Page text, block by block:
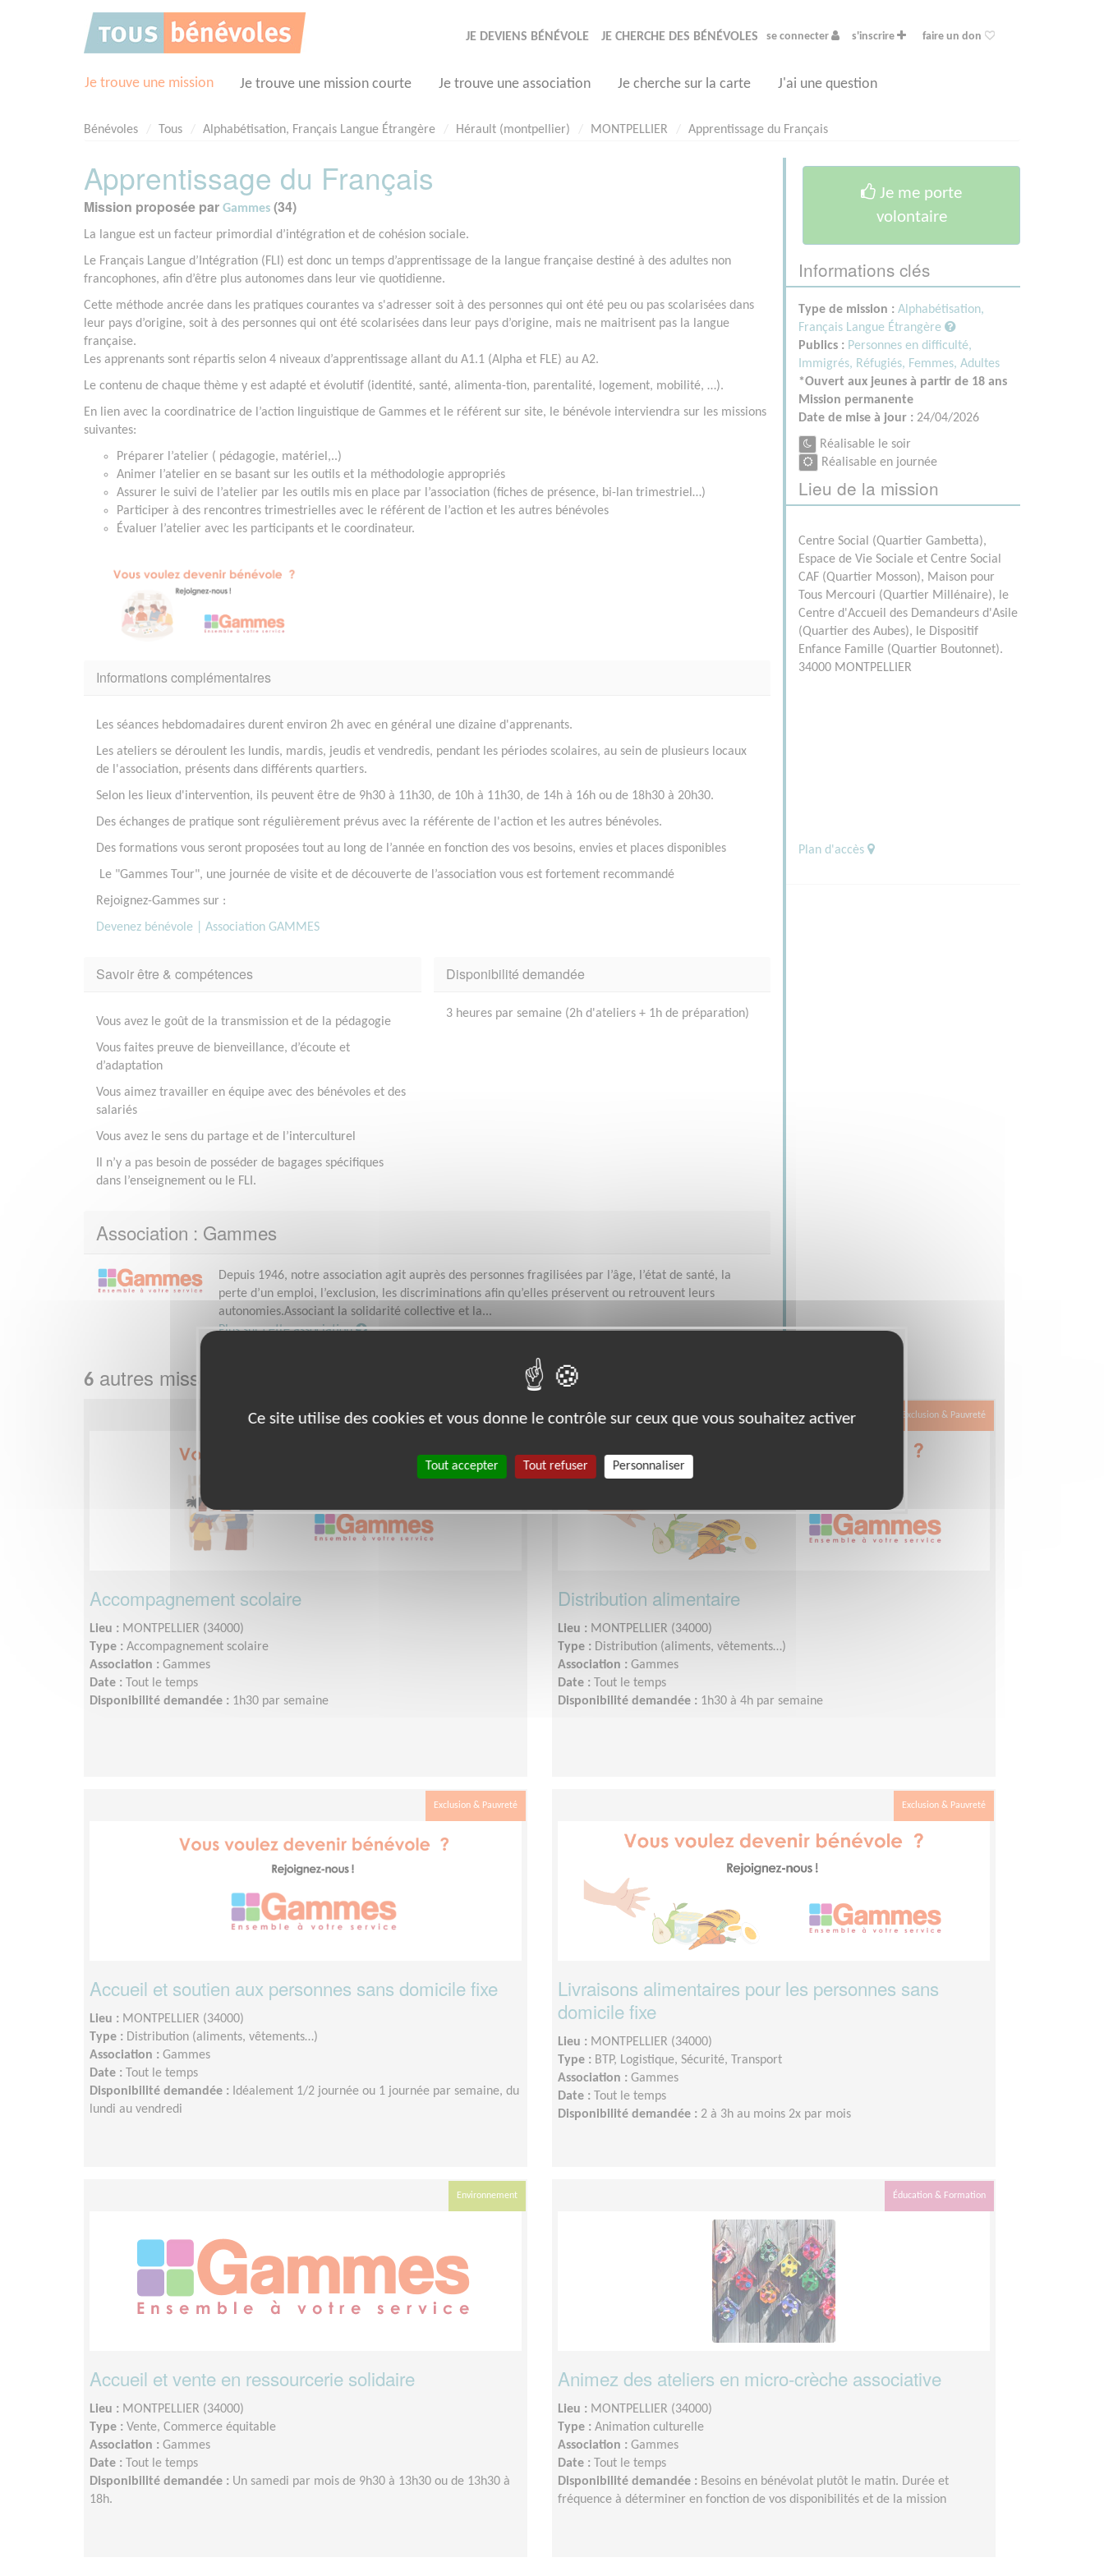
JE DEVIENS BÉNÉVOLE JE CHERCHE DES BÉNÉVOLES se connecter s'inscrire faire un don
Je trouve une mission Je trouve une mission courte Je trouve une association Je cherche sur la carte J'ai une question
Bénévoles Tous Alphabétisation, Français Langue Étrangère Hérault (montpellier) MONTPELLIER Apprentissage du Français
Apprentissage du Français
Mission proposée par Gammes (34)
La langue est un facteur primordial d’intégration et de cohésion sociale.
Le Français Langue d’Intégration (FLI) est donc un temps d’apprentissage de la langue française destiné à des adultes non
francophones, afin d’être plus autonomes dans leur vie quotidienne.
Cette méthode ancrée dans les pratiques courantes va s'adresser soit à des personnes qui ont été peu ou pas scolarisées dans
leur pays d’origine, soit à des personnes qui ont été scolarisées dans leur pays d’origine, mais ne maitrisent pas la langue
française.
Les apprenants sont répartis selon 4 niveaux d’apprentissage allant du A1.1 (Alpha et FLE) au A2.
Le contenu de chaque thème y est adapté et évolutif (identité, santé, alimenta-tion, parentalité, logement, mobilité, …).
En lien avec la coordinatrice de l’action linguistique de Gammes et le référent sur site, le bénévole interviendra sur les missions
suivantes:
Préparer l’atelier ( pédagogie, matériel,..)
Animer l’atelier en se basant sur les outils et la méthodologie appropriés
Assurer le suivi de l’atelier par les outils mis en place par l’association (fiches de présence, bi-lan trimestriel…)
Participer à des rencontres trimestrielles avec le référent de l’action et les autres bénévoles
Évaluer l’atelier avec les participants et le coordinateur.
Informations complémentaires
Les séances hebdomadaires durent environ 2h avec en général une dizaine d'apprenants.
Les ateliers se déroulent les lundis, mardis, jeudis et vendredis, pendant les périodes scolaires, au sein de plusieurs locaux
de l'association, présents dans différents quartiers.
Selon les lieux d'intervention, ils peuvent être de 9h30 à 11h30, de 10h à 11h30, de 14h à 16h ou de 18h30 à 20h30.
Des échanges de pratique sont régulièrement prévus avec la référente de l'action et les autres bénévoles.
Des formations vous seront proposées tout au long de l’année en fonction des vos besoins, envies et places disponibles
Le "Gammes Tour", une journée de visite et de découverte de l’association vous est fortement recommandé
Rejoignez-Gammes sur :
Devenez bénévole | Association GAMMES
Savoir être & compétences
Vous avez le goût de la transmission et de la pédagogie
Vous faites preuve de bienveillance, d’écoute et
d’adaptation
Vous aimez travailler en équipe avec des bénévoles et des
salariés
Vous avez le sens du partage et de l’interculturel
Il n’y a pas besoin de posséder de bagages spécifiques
dans l’enseignement ou le FLI.
Disponibilité demandée
3 heures par semaine (2h d'ateliers + 1h de préparation)
Association : Gammes
Depuis 1946, notre association agit auprès des personnes fragilisées par l’âge, l’état de santé, la
perte d’un emploi, l’exclusion, les discriminations afin qu’elles préservent ou retrouvent leurs
autonomies.Associant la solidarité collective et la...
Plus sur cette association
Je me porte
volontaire
Informations clés
Type de mission : Alphabétisation,
Français Langue Étrangère
Publics : Personnes en difficulté,
Immigrés, Réfugiés, Femmes, Adultes
*Ouvert aux jeunes à partir de 18 ans
Mission permanente
Date de mise à jour : 24/04/2026
Réalisable le soir
Réalisable en journée
Lieu de la mission
Centre Social (Quartier Gambetta),
Espace de Vie Sociale et Centre Social
CAF (Quartier Mosson), Maison pour
Tous Mercouri (Quartier Millénaire), le
Centre d'Accueil des Demandeurs d'Asile
(Quartier des Aubes), le Dispositif
Enfance Famille (Quartier Boutonnet).
34000 MONTPELLIER
Plan d'accès
6 autres missions bénévoles chez
Éducation & Formation
Accompagnement scolaire
Lieu : MONTPELLIER (34000)
Type : Accompagnement scolaire
Association : Gammes
Date :
Tout le temps
Disponibilité demandée : 1h30 par semaine
Exclusion & Pauvreté
Distribution alimentaire
Lieu : MONTPELLIER (34000)
Type : Distribution (aliments, vêtements…)
Association : Gammes
Date :
Tout le temps
Disponibilité demandée : 1h30 à 4h par semaine
Exclusion & Pauvreté
Accueil et soutien aux personnes sans domicile fixe
Lieu : MONTPELLIER (34000)
Type : Distribution (aliments, vêtements…)
Association : Gammes
Date :
Tout le temps
Disponibilité demandée : Idéalement 1/2 journée ou 1 journée par semaine, du
lundi au vendredi
Exclusion & Pauvreté
Livraisons alimentaires pour les personnes sans
domicile fixe
Lieu : MONTPELLIER (34000)
Type : BTP, Logistique, Sécurité, Transport
Association : Gammes
Date :
Tout le temps
Disponibilité demandée : 2 à 3h au moins 2x par mois
Environnement
Accueil et vente en ressourcerie solidaire
Lieu : MONTPELLIER (34000)
Type : Vente, Commerce équitable
Association : Gammes
Date :
Tout le temps
Disponibilité demandée : Un samedi par mois de 9h30 à 13h30 ou de 13h30 à
18h.
Éducation & Formation
Animez des ateliers en micro-crèche associative
Lieu : MONTPELLIER (34000)
Type : Animation culturelle
Association : Gammes
Date :
Tout le temps
Disponibilité demandée : Besoins en bénévolat plutôt le matin. Durée et
fréquence à déterminer en fonction de vos disponibilités et de la mission
Ce site utilise des cookies et vous donne le contrôle sur ceux que vous souhaitez activer
Tout accepter Tout refuser Personnaliser